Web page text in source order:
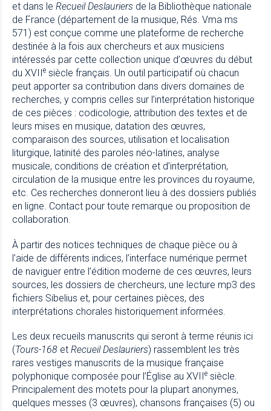
et dans le Recueil Deslauriers de la Bibliothèque nationale
de France (département de la musique, Rés. Vma ms
571 ) est conçue comme une plateforme de recherche
destinée à la fois aux chercheurs et aux musiciens
intéressés par cette collection unique d’œuvres du début
du XVII
e siècle français. Un outil participatif où chacun
peut apporter sa contribution dans divers domaines de
recherches, y compris celles sur l’interprétation historique
de ces pièces : codicologie, attribution des textes et de
leurs mises en musique, datation des œuvres,
comparaison des sources, utilisation et localisation
liturgique, latinité des paroles néo-latines, analyse
musicale, conditions de création et d’interprétation,
circulation de la musique entre les provinces du royaume,
etc. Ces recherches donneront lieu à des dossiers publiés
en ligne. Contact pour toute remarque ou proposition de
collaboration.
À partir des notices techniques de chaque pièce ou à
l’aide de différents indices, l’interface numérique permet
de naviguer entre l’édition moderne de ces œuvres, leurs
sources, les dossiers de chercheurs, une lecture mp3 des
fichiers Sibelius et, pour certaines pièces, des
interprétations chorales historiquement informées.
Les deux recueils manuscrits qui seront à terme réunis ici
(Tours-168 et Recueil Deslauriers) rassemblent les très
rares vestiges manuscrits de la musique française
polyphonique composée pour l’Église au XVIIe siècle.
Principalement des motets pour la plupart anonymes,
quelques messes (3 œuvres), chansons françaises (5) ou